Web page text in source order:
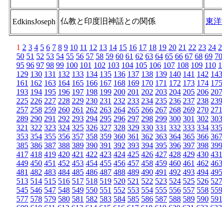
EdkinsJoseph 仏教と印度旧神話との関係 東
1 2 3 4 5 6 7 8 9 10 11 12 13 14 15 16 17 18 19 20 21 22 23 24
50 51 52 53 54 55 56 57 58 59 60 61 62 63 64 65 66 67 68 69 70
95 96 97 98 99 100 101 102 103 104 105 106 107 108 109 110
129 130 131 132 133 134 135 136 137 138 139 140 141 142 143
161 162 163 164 165 166 167 168 169 170 171 172 173 174 175
193 194 195 196 197 198 199 200 201 202 203 204 205 206 207
225 226 227 228 229 230 231 232 233 234 235 236 237 238 239
257 258 259 260 261 262 263 264 265 266 267 268 269 270 271
289 290 291 292 293 294 295 296 297 298 299 300 301 302 303
321 322 323 324 325 326 327 328 329 330 331 332 333 334 335
353 354 355 356 357 358 359 360 361 362 363 364 365 366 367
385 386 387 388 389 390 391 392 393 394 395 396 397 398 399
417 418 419 420 421 422 423 424 425 426 427 428 429 430 431
449 450 451 452 453 454 455 456 457 458 459 460 461 462 463
481 482 483 484 485 486 487 488 489 490 491 492 493 494 495
513 514 515 516 517 518 519 520 521 522 523 524 525 526 527
545 546 547 548 549 550 551 552 553 554 555 556 557 558 559
577 578 579 580 581 582 583 584 585 586 587 588 589 590 591